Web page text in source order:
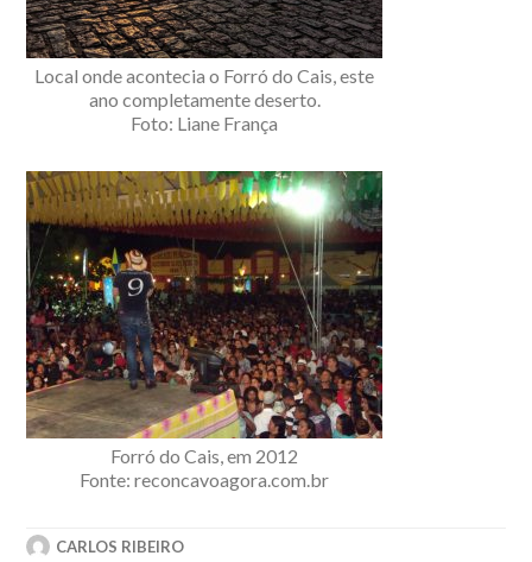
Local onde acontecia o Forró do Cais, este
ano completamente deserto.
Foto: Liane França
Forró do Cais, em 2012
Fonte: reconcavoagora.com.br
CARLOS RIBEIRO